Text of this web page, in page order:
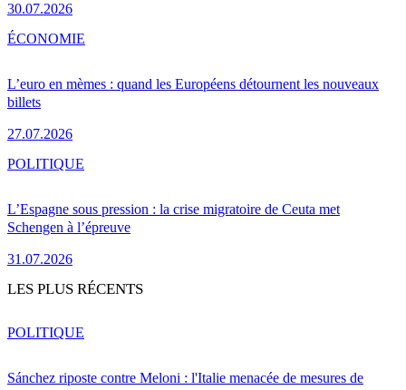
30.07.2026
L’euro en mèmes : quand les Européens détournent les nouveaux
billets
27.07.2026
ÉCONOMIE
L’Espagne sous pression : la crise migratoire de Ceuta met
Schengen à l’épreuve
31.07.2026
POLITIQUE
LES PLUS RÉCENTS
Sánchez riposte contre Meloni : l'Italie menacée de mesures de
POLITIQUE